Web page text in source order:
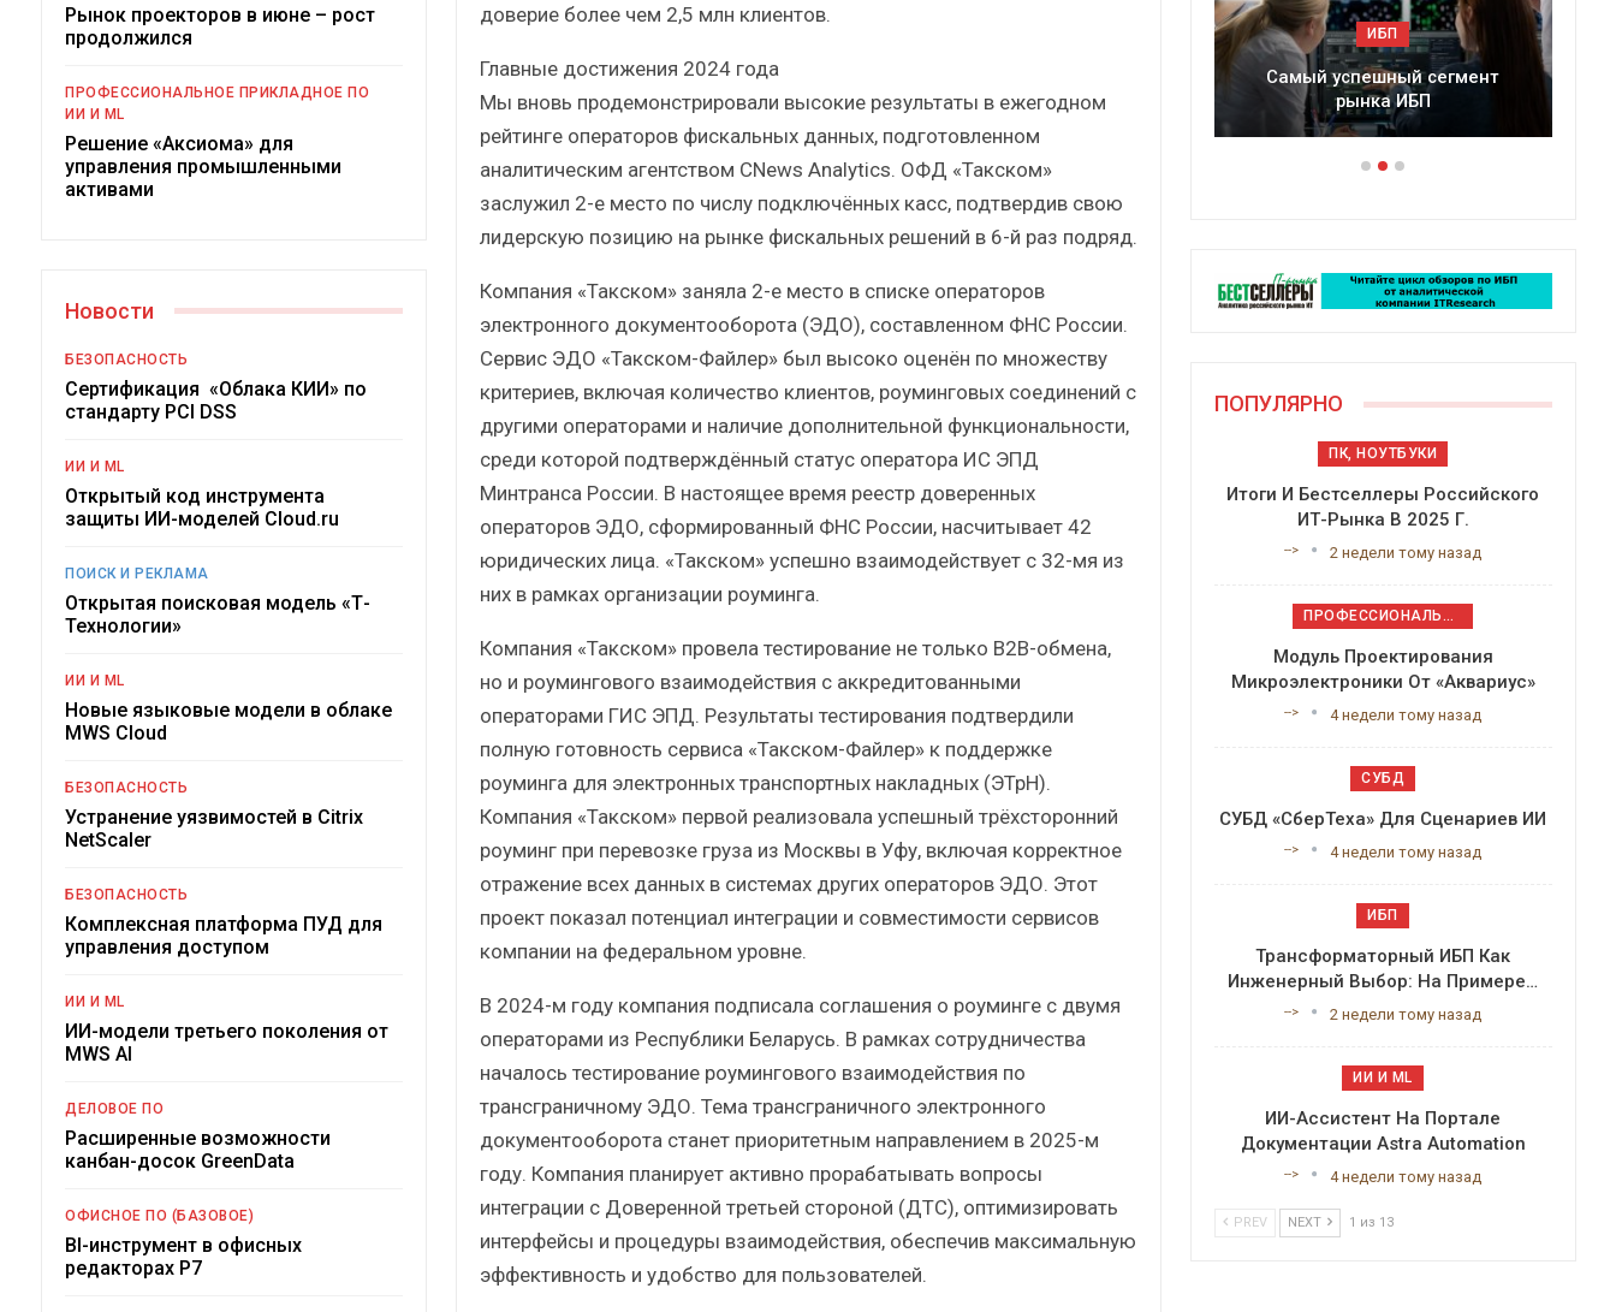
доверие более чем 2,5 млн клиентов.
Главные достижения 2024 года
Мы вновь продемонстрировали высокие результаты в ежегодном
рейтинге операторов фискальных данных, подготовленном
аналитическим агентством CNews Analytics. ОФД «Такском»
заслужил 2-е место по числу подключённых касс, подтвердив свою
лидерскую позицию на рынке фискальных решений в 6-й раз подряд.
Компания «Такском» заняла 2-е место в списке операторов
электронного документооборота (ЭДО), составленном ФНС России.
Сервис ЭДО «Такском-Файлер» был высоко оценён по множеству
критериев, включая количество клиентов, роуминговых соединений с
другими операторами и наличие дополнительной функциональности,
среди которой подтверждённый статус оператора ИС ЭПД
Минтранса России. В настоящее время реестр доверенных
операторов ЭДО, сформированный ФНС России, насчитывает 42
юридических лица. «Такском» успешно взаимодействует с 32-мя из
них в рамках организации роуминга.
Компания «Такском» провела тестирование не только B2B-обмена,
но и роумингового взаимодействия с аккредитованными
операторами ГИС ЭПД. Результаты тестирования подтвердили
полную готовность сервиса «Такском-Файлер» к поддержке
роуминга для электронных транспортных накладных (ЭТрН).
Компания «Такском» первой реализовала успешный трёхсторонний
роуминг при перевозке груза из Москвы в Уфу, включая корректное
отражение всех данных в системах других операторов ЭДО. Этот
проект показал потенциал интеграции и совместимости сервисов
компании на федеральном уровне.
В 2024-м году компания подписала соглашения о роуминге с двумя
операторами из Республики Беларусь. В рамках сотрудничества
началось тестирование роумингового взаимодействия по
трансграничному ЭДО. Тема трансграничного электронного
документооборота станет приоритетным направлением в 2025-м
году. Компания планирует активно прорабатывать вопросы
интеграции с Доверенной третьей стороной (ДТС), оптимизировать
интерфейсы и процедуры взаимодействия, обеспечив максимальную
эффективность и удобство для пользователей.
Рынок проекторов в июне – рост
продолжился
ПРОФЕССИОНАЛЬНОЕ ПРИКЛАДНОЕ ПО
ИИ И ML
Решение «Аксиома» для
управления промышленными
активами
Новости
БЕЗОПАСНОСТЬ
Сертификация «Облака КИИ» по
стандарту PCI DSS
ИИ И ML
Открытый код инструмента
защиты ИИ-моделей Cloud.ru
ПОИСК И РЕКЛАМА
Открытая поисковая модель «Т-
Технологии»
ИИ И ML
Новые языковые модели в облаке
MWS Cloud
БЕЗОПАСНОСТЬ
Устранение уязвимостей в Citrix
NetScaler
БЕЗОПАСНОСТЬ
Комплексная платформа ПУД для
управления доступом
ИИ И ML
ИИ-модели третьего поколения от
MWS AI
ДЕЛОВОЕ ПО
Расширенные возможности
канбан-досок GreenData
ОФИСНОЕ ПО (БАЗОВОЕ)
BI-инструмент в офисных
редакторах Р7
российский рынок ИБП?
Отрасль ИБП в депрессии?
Часть II.
рынка ИБП
ИБП
Подкосят ли глобальные угрозы
российский рынок ИБП?
ПОПУЛЯРНО
ПК, НОУТБУКИ
Итоги И Бестселлеры Российского
ИТ-Рынка В 2025 Г.
--> 2 недели тому назад
ПРОФЕССИОНАЛЬНОЕ ПРИКЛАДНОЕ ПО
Модуль Проектирования
Микроэлектроники От «Аквариус»
--> 4 недели тому назад
СУБД
СУБД «СберТеха» Для Сценариев ИИ
--> 4 недели тому назад
ИБП
Трансформаторный ИБП Как
Инженерный Выбор: На Примере…
--> 2 недели тому назад
ИИ И ML
ИИ-Ассистент На Портале
Документации Astra Automation
--> 4 недели тому назад
PREV NEXT 1 из 13